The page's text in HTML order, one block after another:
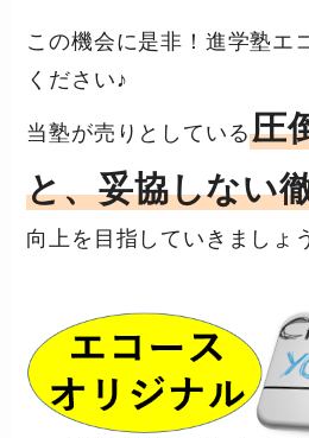
この機会に是非！進学塾エ
ください♪
当塾が売りとしている圧
と、妥協しない
向上を目指していきましょ